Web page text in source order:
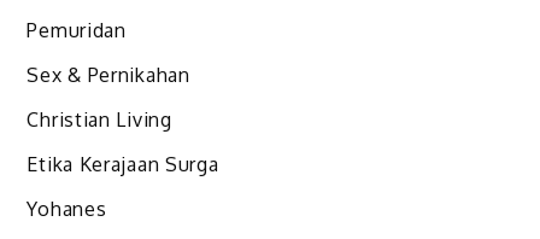
Pemuridan
Sex & Pernikahan
Christian Living
Etika Kerajaan Surga
Yohanes